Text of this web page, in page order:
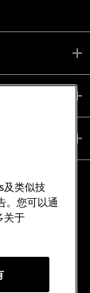
及类似技
。您可以通
关于